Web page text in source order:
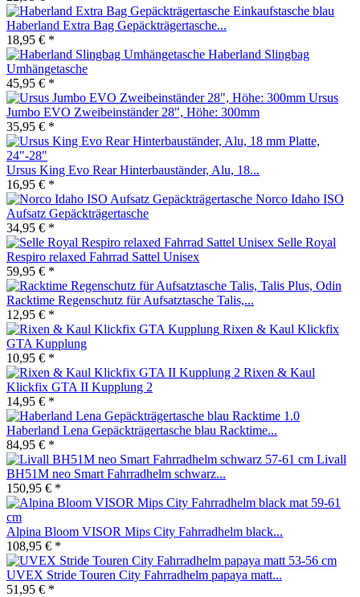
Haberland Extra Bag Gepäckträgertasche...
18,95 € *
Haberland Slingbag
Umhängetasche
45,95 € *
Ursus
Jumbo EVO Zweibeinständer 28", Höhe: 300mm
35,95 € *
Ursus King Evo Rear Hinterbauständer, Alu, 18...
16,95 € *
Norco Idaho ISO
Aufsatz Gepäckträgertasche
34,95 € *
Selle Royal
Respiro relaxed Fahrrad Sattel Unisex
59,95 € *
Racktime Regenschutz für Aufsatztasche Talis,...
12,95 € *
Rixen & Kaul Klickfix
GTA Kupplung
10,95 € *
Rixen & Kaul
Klickfix GTA II Kupplung 2
14,95 € *
Haberland Lena Gepäckträgertasche blau Racktime...
84,95 € *
Livall
BH51M neo Smart Fahrradhelm schwarz...
150,95 € *
Alpina Bloom VISOR Mips City Fahrradhelm black...
108,95 € *
UVEX Stride Touren City Fahrradhelm papaya matt...
51,95 € *